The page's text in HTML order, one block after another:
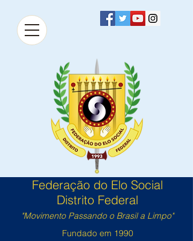
Federação do Elo Social
Distrito Federal
"Movimento Passando o Brasil a Limpo"
Fundado em 1990